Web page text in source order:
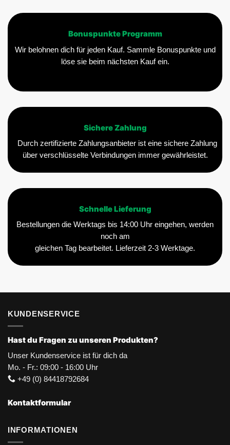
Bonuspunkte Programm
Wir belohnen dich für jeden Kauf. Sammle Bonuspunkte und
löse sie beim nächsten Kauf ein.
Sichere Zahlung
Durch zertifizierte Zahlungsanbieter ist eine sichere Zahlung
über verschlüsselte Verbindungen immer gewährleistet.
Schnelle Lieferung
Bestellungen die Werktags bis 14:00 Uhr eingehen, werden
noch am
gleichen Tag bearbeitet. Lieferzeit 2-3 Werktage.
KUNDENSERVICE
Hast du Fragen zu unseren Produkten?
Unser Kundenservice ist für dich da
Mo. - Fr.: 09:00 - 16:00 Uhr
+49 (0) 84418792684
Kontaktformular
INFORMATIONEN